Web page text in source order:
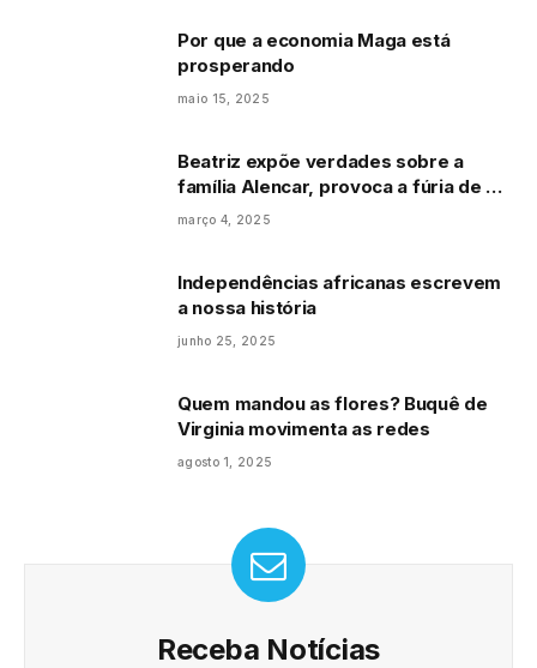
Por que a economia Maga está
prosperando
maio 15, 2025
Beatriz expõe verdades sobre a
família Alencar, provoca a fúria de Bia
e dispara contra a rival
março 4, 2025
Independências africanas escrevem
a nossa história
junho 25, 2025
Quem mandou as flores? Buquê de
Virginia movimenta as redes
agosto 1, 2025
Receba Notícias